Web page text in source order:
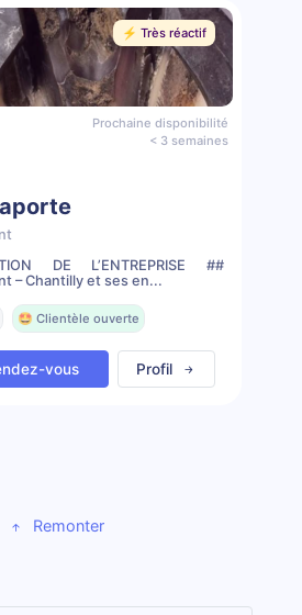
⚡️ Très réactif
Prochaine disponibilité
< 3 semaines
DE L’ENTREPRISE ##
– Chantilly et ses en...
🤩 Clientèle ouverte
vous Profil
Remonter